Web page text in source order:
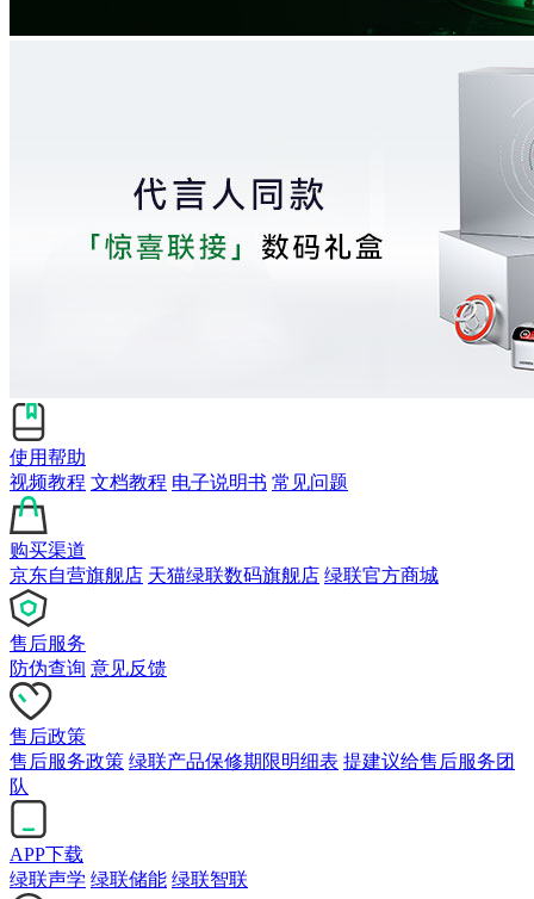
使用帮助
视频教程 文档教程 电子说明书 常见问题
购买渠道
京东自营旗舰店 天猫绿联数码旗舰店 绿联官方商城
售后服务
防伪查询 意见反馈
售后政策
售后服务政策 绿联产品保修期限明细表 提建议给售后服务团
队
APP下载
绿联声学 绿联储能 绿联智联